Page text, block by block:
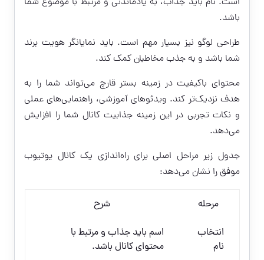
باشد.
طراحی لوگو نیز بسیار مهم است. باید نمایانگر هویت برند
شما باشد و به جذب مخاطبان کمک کند.
محتوای باکیفیت در زمینه بستر قارچ می‌تواند شما را به
هدف نزدیک‌تر کند. ویدئوهای آموزشی، راهنمایی‌های عملی
و نکات تجربی در این زمینه جذابیت کانال شما را افزایش
می‌دهد.
جدول زیر مراحل اصلی برای راه‌اندازی یک کانال یوتیوب
موفق را نشان می‌دهد:
مرحله
شرح
انتخاب
نام
اسم باید جذاب و مرتبط با
محتوای کانال باشد.